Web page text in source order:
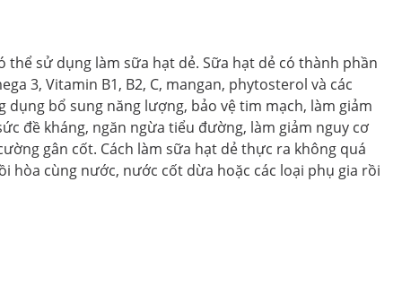
sử dụng làm sữa hạt dẻ. Sữa hạt dẻ có thành phần
3, Vitamin B1, B2, C, mangan, phytosterol và các
dụng bổ sung năng lượng, bảo vệ tim mạch, làm giảm
đề kháng, ngăn ngừa tiểu đường, làm giảm nguy cơ
gân cốt. Cách làm sữa hạt dẻ thực ra không quá
hòa cùng nước, nước cốt dừa hoặc các loại phụ gia rồi